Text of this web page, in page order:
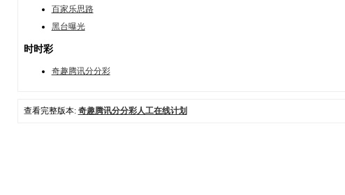
百家乐思路
黑台曝光
时时彩
奇趣腾讯分分彩
查看完整版本: 奇趣腾讯分分彩人工在线计划